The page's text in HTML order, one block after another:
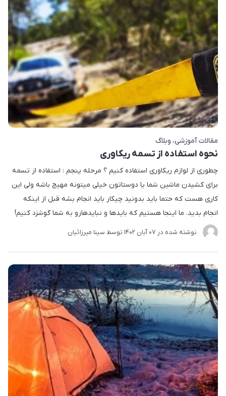
مقالات آموزشی وبلاگ
نحوه استفاده از تسمه ریکاوری
چطوری از لوازم ریکاوری استفاده کنیم ؟ مرحله پنجم : استفاده از تسمه
برای کشیدن ماشین شما یا دوستاتون خیلی میتونه مهیج باشه ولی این
کاری هست که حتما باید بدونید چیکار باید انجام بشه قبل از اینکه
انجام بدید. ما اینجا هستیم که بایدها و نبایدهارو به شما گوشزد کنیم!
نوشته شده در 07 آبان 1402 توسط سینا میرزائیان